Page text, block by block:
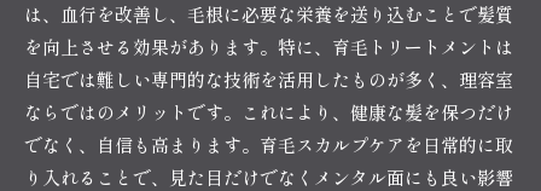
は、血行を改善し、毛根に必要な栄養を送り込むことで髪質
を向上させる効果があります。特に、育毛トリートメントは
自宅では難しい専門的な技術を活用したものが多く、理容室
ならではのメリットです。これにより、健康な髪を保つだけ
でなく、自信も高まります。育毛スカルプケアを日常的に取
り入れることで、見た目だけでなくメンタル面にも良い影響